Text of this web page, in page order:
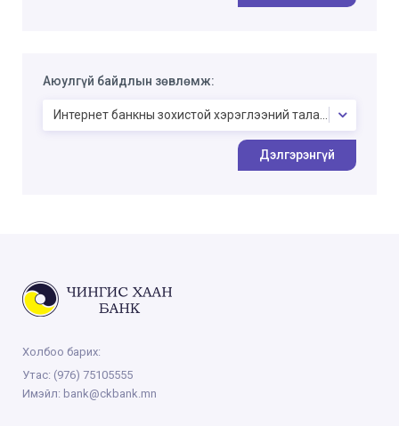
Аюулгүй байдлын зөвлөмж:
Интернет банкны зохистой хэрэглээний талаарх аюулгүй
Дэлгэрэнгүй
Холбоо барих:
Утас: (976) 75105555
Имэйл: bank@ckbank.mn